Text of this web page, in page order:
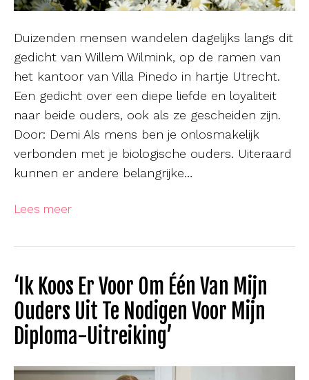
Duizenden mensen wandelen dagelijks langs dit
gedicht van Willem Wilmink, op de ramen van
het kantoor van Villa Pinedo in hartje Utrecht.
Een gedicht over een diepe liefde en loyaliteit
naar beide ouders, ook als ze gescheiden zijn.
Door: Demi Als mens ben je onlosmakelijk
verbonden met je biologische ouders. Uiteraard
kunnen er andere belangrijke…
Lees meer
‘Ik Koos Er Voor Om Één Van Mijn
Ouders Uit Te Nodigen Voor Mijn
Diploma-Uitreiking’